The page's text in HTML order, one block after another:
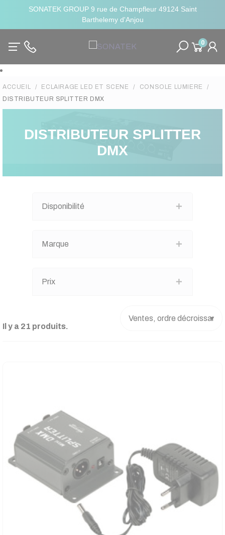
SONATEK GROUP 9 rue de Champfleur 49124 Saint
Barthelemy d'Anjou
0
ACCUEIL ECLAIRAGE LED ET SCENE
CONSOLE LUMIERE
DISTRIBUTEUR SPLITTER DMX
DISTRIBUTEUR SPLITTER
DMX
Disponibilité
Marque
Prix
Il y a 21 produits.